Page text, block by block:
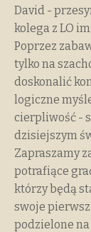
David -
kolega z LO
Poprzez
tylko na
doskonalić
logiczne
cierpliwość -
dzisiejszym
Zapraszamy
potrafiące
którzy będą
swoje
podzielone